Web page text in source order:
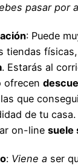
pasar por
: Puede
tiendas
. Estarás al
ofrecen
que
de tu casa.
on-line suele
: Viene a ser